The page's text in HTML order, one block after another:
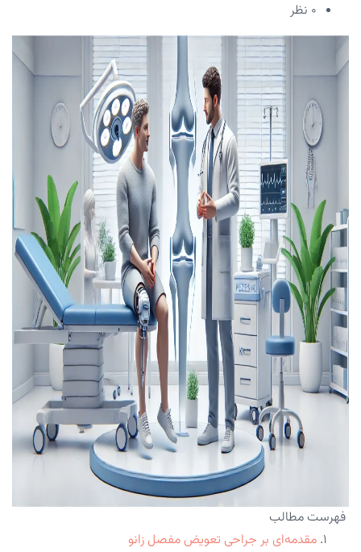
۰ نظر
فهرست مطالب
مقدمه‌ای بر جراحی تعویض مفصل زانو